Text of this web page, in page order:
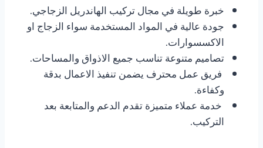
خبرة طويلة في مجال تركيب الهاندريل الزجاجي.
جودة عالية في المواد المستخدمة سواء الزجاج او
الاكسسوارات.
تصاميم متنوعة تناسب جميع الاذواق والمساحات.
فريق عمل محترف يضمن تنفيذ الاعمال بدقة
وكفاءة.
خدمة عملاء متميزة تقدم الدعم والمتابعة بعد
التركيب.